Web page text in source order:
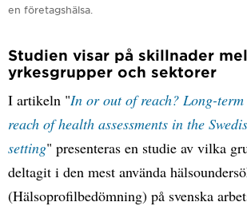
en företagshälsa.
Studien visar på skillnader
yrkesgrupper och sektorer
I artikeln "In or out of reach? Long-
reach of health assessments in the
setting" presenteras en studie av vilka
deltagit i den mest använda
(Hälsoprofilbedömning) på svenska